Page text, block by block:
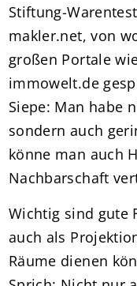
Stiftung-
makler.net, von
großen Portale
immowelt.de
Siepe: Man habe
sondern auch
könne man auch
Nachbarschaft
Wichtig sind gute
auch als
Räume dienen